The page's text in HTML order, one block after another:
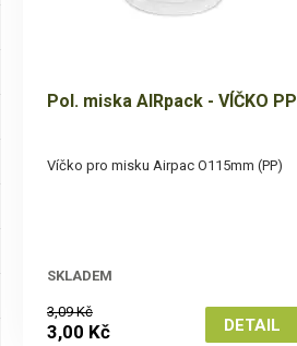
Pol. miska AIRpack - VÍČKO PP
Víčko pro misku Airpac O115mm (PP)
SKLADEM
3,09 Kč
3,00 Kč